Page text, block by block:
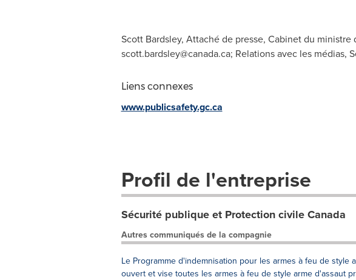
Scott Bardsley, Attaché de presse, Cabinet du
scott.bardsley@canada.ca; Relations avec les médias,
Liens connexes
www.publicsafety.gc.ca
Profil de l'entreprise
Sécurité publique et Protection civile Canada
Autres communiqués de la compagnie
Le Programme d'indemnisation pour les armes à feu de
ouvert et vise toutes les armes à feu de style arme d'assaut